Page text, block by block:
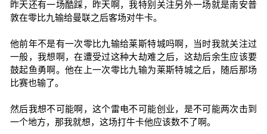
昨天还有一场酷踩，昨天啊，我特别关注另外一场就是南安普
敦在零比九输给曼联之后客场对牛卡。
他前年不是有一次零比九输给莱斯特城吗啊，当时我就关注过
一般，我想啊，在遭受过这种大劫难之后，这劫后余生应该要
鼓起鱼勇啊。他在上一次零比九输为莱斯特城之后，随后那场
比赛也输了。
然后我想不可能啊，这个雷电不可能创业，是不可能两次击到
一个地方，那我就想，这场打牛卡他应该数不了啊。